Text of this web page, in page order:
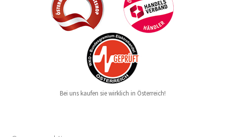
Bei uns kaufen sie wirklich in Österreich!